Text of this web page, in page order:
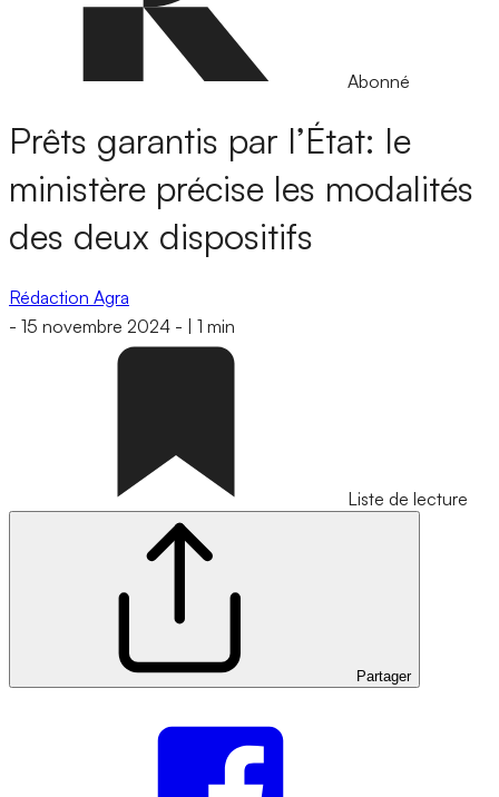
Abonné
Prêts garantis par l’État: le
ministère précise les modalités
des deux dispositifs
Rédaction Agra
- 15 novembre 2024 - 1 min
Liste de lecture
Partager